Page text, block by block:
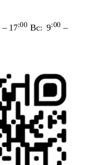
– 17:00 Вс: 9:00 –